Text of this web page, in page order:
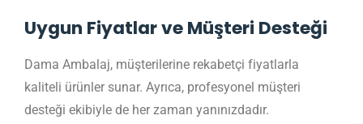
Uygun Fiyatlar ve Müşteri Desteği
Dama Ambalaj, müşterilerine rekabetçi fiyatlarla
kaliteli ürünler sunar. Ayrıca, profesyonel müşteri
desteği ekibiyle de her zaman yanınızdadır.